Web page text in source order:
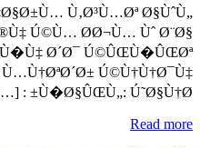
Ù‚Ø³Ù…Øª Ø§ÙˆÙ„
Ú©Ù… Ø­Ø¬Ù… Ùˆ Ø¨Ø§
Ø´Ø¯ Ú©ÛŒÙ�ÛŒØª
Ú©Ù†Ù†Ø¯Ù‡
Ù�Ø§ÛŒÙ„: Ú˜Ø§Ù†Ø± : […]
Read more